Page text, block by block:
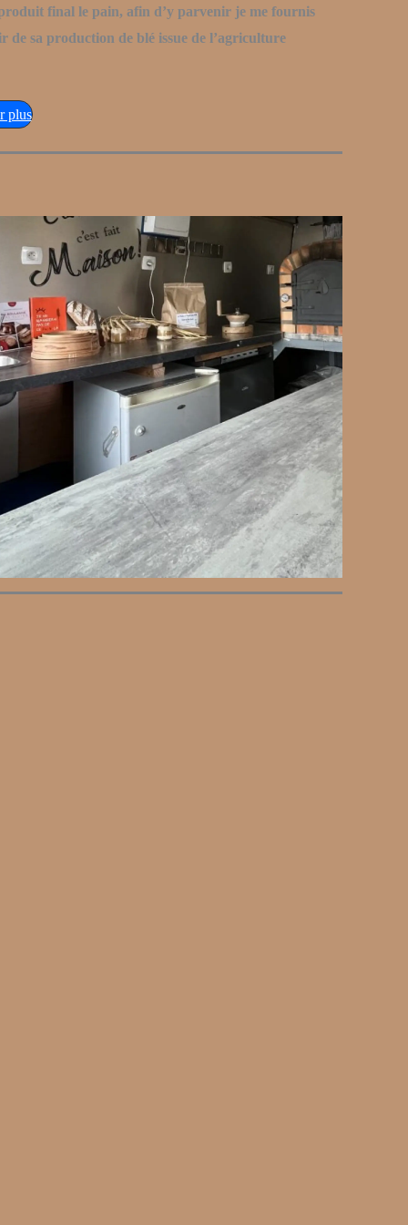
final le pain, afin d’y parvenir je me fournis
sa production de blé issue de l’agriculture
plus